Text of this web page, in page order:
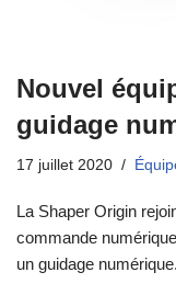
Nouvel
guidage
17 juillet 2020
La Shaper Origin
commande
un guidage numérique.